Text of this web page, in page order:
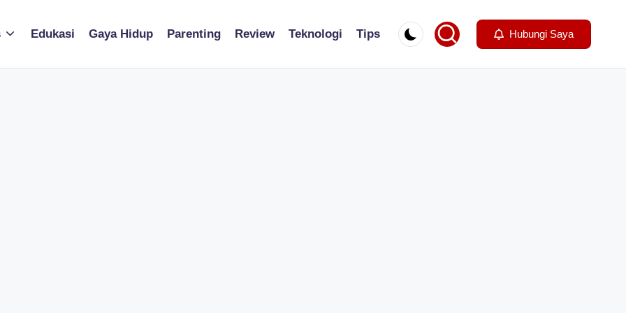
Edukasi Gaya Hidup Parenting Review Teknologi Tips Hubungi Saya